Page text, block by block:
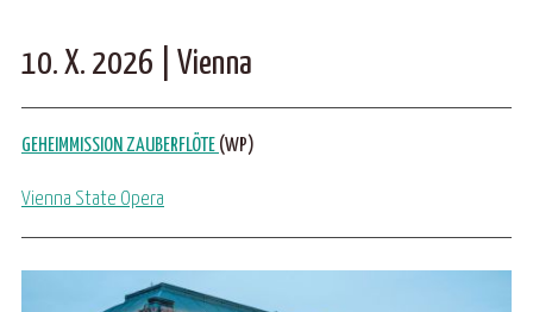
10. X. 2026 | Vienna
GEHEIMMISSION ZAUBERFLÖTE (WP)
Vienna State Opera